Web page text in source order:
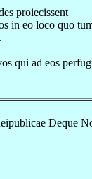
proiecissent
in eo loco quo
qui ad eos
Deque